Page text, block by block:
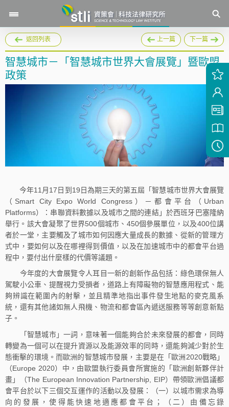
返回列表 上一篇 下一篇
智慧城市－「智慧城市世界大會展覽」暨歐盟
政策
今年11月17日到19日為期三天的第五屆「智慧城市世界大會展覽
（Smart City Expo World Congress）－都會平台（Urban
Platforms）：串聯資料數據以及城市之間的連結」於西班牙巴塞隆納
舉行。該大會凝聚了世界500個城市、450個參展單位，以及400位講
者於一堂，主要觸及了城市如何因應大量成長的數據、從新的管理方
式中，要如何以及在哪裡得到價值，以及在加速城市中的都會平台過
程中，要付出什麼樣的代價等議題。
今年度的大會展覽令人耳目一新的創新作品包括：綠色環保無人
駕駛小公車、提醒視力受損者，道路上有障礙物的智慧應用程式、能
夠辨識在範圍內的射擊，並且精準地指出事件發生地點的麥克風系
統，還有其他諸如無人飛機、物流和都會區內遞送服務等等創意新點
子。
「智慧城市」一詞，意味著一個能夠合於未來發展的都會，同時
轉變為一個可以在提升資源以及能源效率的同時，還能夠減少對於生
態衝擊的環境。而歐洲的智慧城市發展，主要是在「歐洲2020戰略」
（Europe 2020）中，由歐盟執行委員會所實施的「歐洲創新夥伴計
畫」（The European Innovation Partnership, EIP）帶領歐洲倡議都
會平台於以下三個交互運作的活動以及發展：（一）以城市需求為導
向的發展，使得能快速地適應都會平台；（二）由備忘錄